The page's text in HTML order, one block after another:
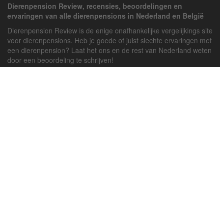
Dierenpension Review, recensies, beoordelingen en
ervaringen van alle dierenpensions in Nederland en België
Dierenpension Review is de enige onafhankelijke vergelijkings site
voor dierenpensions. Heb je goede of juist slechte ervaringen met
een dierenpension? Laat het ons en de rest van Nederland weten
door een beoordeling te schrijven!